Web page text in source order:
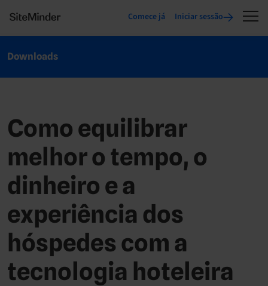
Comece já Iniciar sessão
Downloads
Como equilibrar
melhor o tempo, o
dinheiro e a
experiência dos
hóspedes com a
tecnologia hoteleira